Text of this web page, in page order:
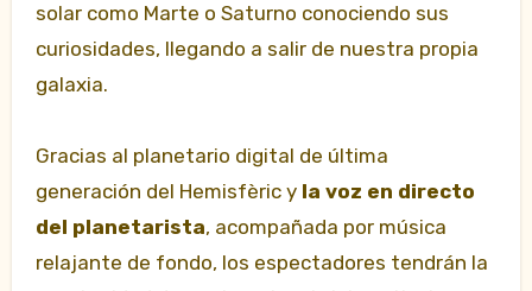
solar como Marte o Saturno conociendo sus
curiosidades, llegando a salir de nuestra propia
galaxia.
Gracias al planetario digital de última
generación del Hemisfèric yla voz en directo
del planetarista, acompañada por música
relajante de fondo, los espectadores tendrán la